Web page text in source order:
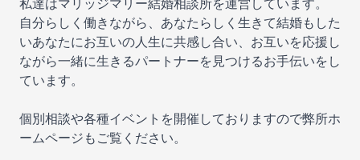
私達はマリッジマリー結婚相談所を運営しています。
自分らしく働きながら、あなたらしく生きて結婚もした
いあなたにお互いの人生に共感し合い、お互いを応援し
ながら一緒に生きるパートナーを見つけるお手伝いをし
ています。
個別相談や各種イベントを開催しておりますので弊所ホ
ームページもご覧ください。